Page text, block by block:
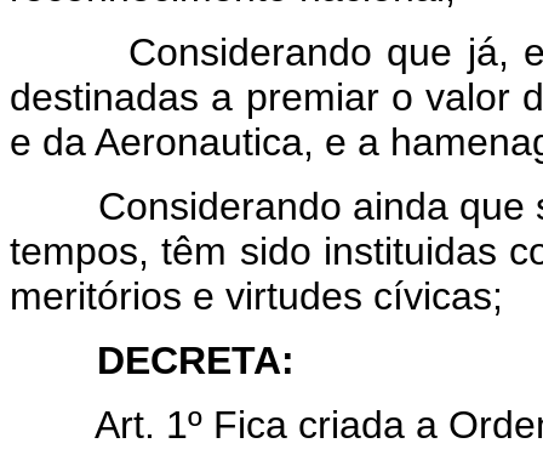
Considerando que já,
destinadas a premiar o valor
e da Aeronautica, e a
Considerando ainda que
tempos, têm sido instituidas
meritórios e virtudes cívicas;
DECRETA:
Art. 1º Fica criada a